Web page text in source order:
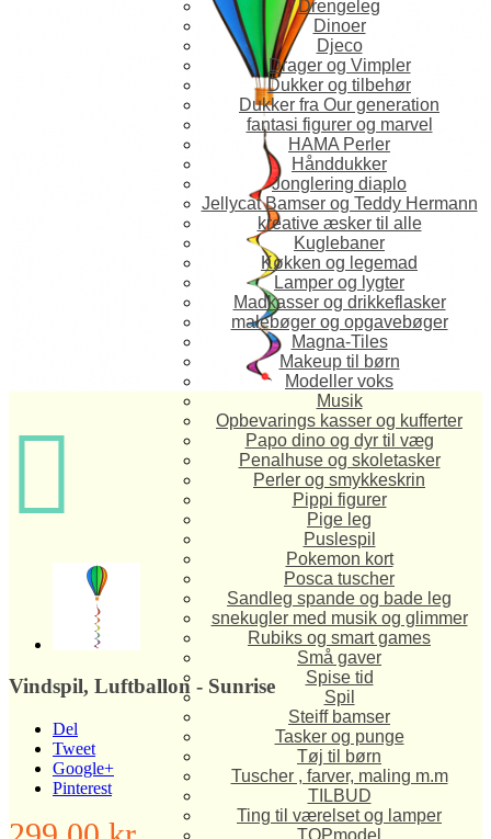
Drengeleg
Dinoer
Djeco
Drager og Vimpler
Dukker og tilbehør
Dukker fra Our generation
fantasi figurer og marvel
HAMA Perler
Hånddukker
Jonglering diaplo
Jellycat Bamser og Teddy Hermann
kreative æsker til alle
Kuglebaner
Køkken og legemad
Lamper og lygter
Madkasser og drikkeflasker
malebøger og opgavebøger
Magna-Tiles
Makeup til børn
Modeller voks
Musik
Opbevarings kasser og kufferter
Papo dino og dyr til væg
Penalhuse og skoletasker
Perler og smykkeskrin
Pippi figurer
Pige leg
Puslespil
Pokemon kort
Posca tuscher
Sandleg spande og bade leg
snekugler med musik og glimmer
Rubiks og smart games
Små gaver
Spise tid
Spil
Steiff bamser
Tasker og punge
Tøj til børn
Tuscher , farver, maling m.m
TILBUD
Ting til værelset og lamper
TOPmodel

Vindspil, Luftballon - Sunrise
Del
Tweet
Google+
Pinterest